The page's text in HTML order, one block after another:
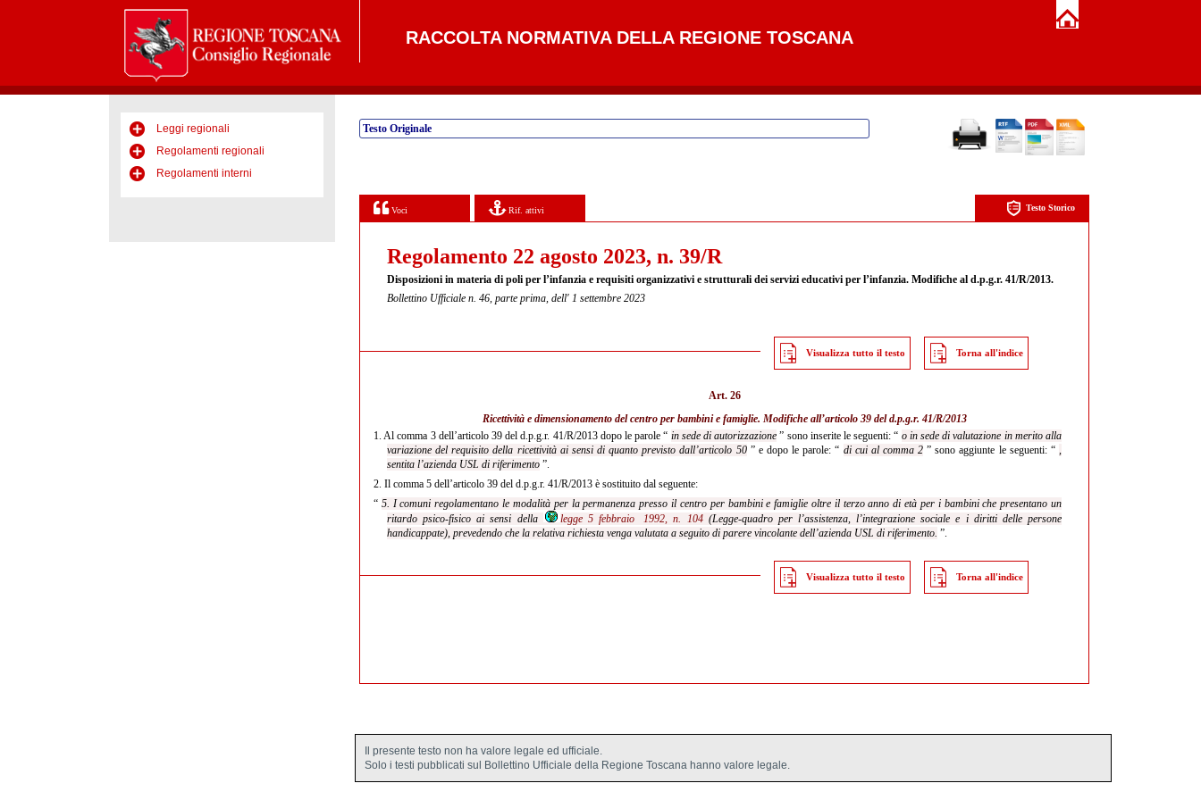
RACCOLTA NORMATIVA DELLA REGIONE TOSCANA
Leggi regionali
Regolamenti regionali
Regolamenti interni
Testo Originale
Voci Rif. attivi Testo Storico
Regolamento 22 agosto 2023, n. 39/R
Disposizioni in materia di poli per l’infanzia e requisiti organizzativi e strutturali dei servizi educativi per l’infanzia. Modifiche al d.p.g.r. 41/R/2013.
Bollettino Ufficiale n. 46, parte prima, dell' 1 settembre 2023
Visualizza tutto il testo Torna all'indice
Art. 26
Ricettività e dimensionamento del centro per bambini e famiglie. Modifiche all’articolo 39 del d.p.g.r. 41/R/2013
1. Al comma 3 dell’articolo 39 del d.p.g.r. 41/R/2013 dopo le parole “ in sede di autorizzazione ” sono inserite le seguenti: “ o in sede di valutazione in merito alla
variazione del requisito della ricettività ai sensi di quanto previsto dall’articolo 50” e dopo le parole: “ di cui al comma 2 ” sono aggiunte le seguenti: “,
sentita l’azienda USL di riferimento ”.
2. Il comma 5 dell’articolo 39 del d.p.g.r. 41/R/2013 è sostituito dal seguente:
“ 5. I comuni regolamentano le modalità per la permanenza presso il centro per bambini e famiglie oltre il terzo anno di età per i bambini che presentano un
ritardo psico-fisico ai sensi della
legge 5 febbraio 1992, n. 104(Legge-quadro per l’assistenza, l’integrazione sociale e i diritti delle persone
handicappate), prevedendo che la relativa richiesta venga valutata a seguito di parere vincolante dell’azienda USL di riferimento. ”.
Visualizza tutto il testo Torna all'indice
Il presente testo non ha valore legale ed ufficiale.
Solo i testi pubblicati sul Bollettino Ufficiale della Regione Toscana hanno valore legale.